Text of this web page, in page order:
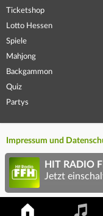
Ticketshop
Lotto Hessen
Spiele
Mahjong
Backgammon
Quiz
Partys
Impressum und
HIT RADIO
Jetzt